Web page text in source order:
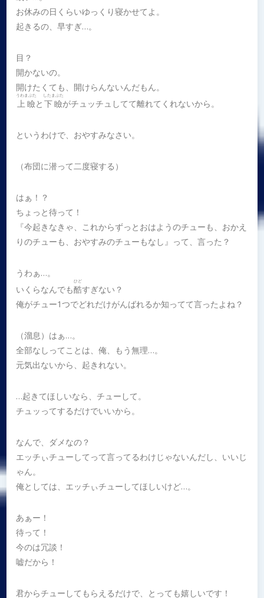
お休みの日くらいゆっくり寝かせてよ。
起きるの、早すぎ…。
目？
開かないの。
開けたくても、開けらんないんだもん。
上瞼
うわまぶた
と 下瞼
したまぶた
がチュッチュしてて離れてくれないから。
というわけで、おやすみなさい。
（布団に潜って二度寝する）
はぁ！？
ちょっと待って！
『今起きなきゃ、これからずっとおはようのチューも、おかえ
りのチューも、おやすみのチューもなし』って、言った？
うわぁ…。
いくらなんでも酷
ひど
すぎない？
俺がチュー1つでどれだけがんばれるか知ってて言ったよね？
（溜息）はぁ…。
全部なしってことは、俺、もう無理…。
元気出ないから、起きれない。
…起きてほしいなら、チューして。
チュッってするだけでいいから。
なんで、ダメなの？
エッチぃチューしてって言ってるわけじゃないんだし、いいじ
ゃん。
俺としては、エッチぃチューしてほしいけど…。
あぁー！
待って！
今のは冗談！
嘘だから！
君からチューしてもらえるだけで、とっても嬉しいです！